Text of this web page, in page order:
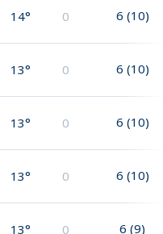
14° 0 6 (10)
13° 0 6 (10)
13° 0 6 (10)
13° 0 6 (10)
13° 0 6 (9)